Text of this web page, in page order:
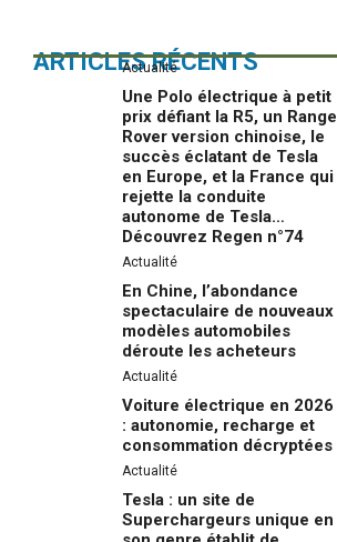
ARTICLES RÉCENTS
Actualité
Une Polo électrique à petit
prix défiant la R5, un Range
Rover version chinoise, le
succès éclatant de Tesla
en Europe, et la France qui
rejette la conduite
autonome de Tesla…
Découvrez Regen n°74
Actualité
En Chine, l’abondance
spectaculaire de nouveaux
modèles automobiles
déroute les acheteurs
Actualité
Voiture électrique en 2026
: autonomie, recharge et
consommation décryptées
Actualité
Tesla : un site de
Superchargeurs unique en